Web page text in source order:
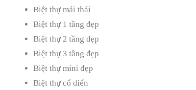
Biệt thự mái thái
Biệt thự 1 tầng đẹp
Biệt thự 2 tầng đẹp
Biệt thự 3 tầng đẹp
Biệt thự mini đẹp
Biệt thự cổ điển